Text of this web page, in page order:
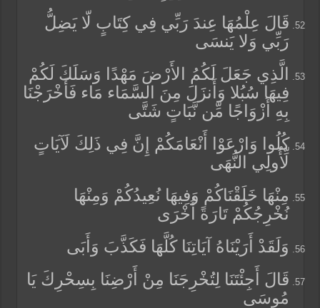
قَالَ عِلْمُهَا عِندَ رَبِّي فِي كِتَابٍ لّا يَضِلُّ
رَبِّي وَلا يَنسَى
الَّذِي جَعَلَ لَكُمُ الأَرْضَ مَهْدًا وَسَلَكَ لَكُمْ
فِيهَا سُبُلا وَأَنزَلَ مِنَ السَّمَاء مَاء فَأَخْرَجْنَا
بِهِ أَزْوَاجًا مِّن نَّبَاتٍ شَتَّى
كُلُوا وَارْعَوْا أَنْعَامَكُمْ إِنَّ فِي ذَلِكَ لَآيَاتٍ
لِّأُولِي النُّهَى
مِنْهَا خَلَقْنَاكُمْ وَفِيهَا نُعِيدُكُمْ وَمِنْهَا
نُخْرِجُكُمْ تَارَةً أُخْرَى
وَلَقَدْ أَرَيْنَاهُ آيَاتِنَا كُلَّهَا فَكَذَّبَ وَأَبَى
قَالَ أَجِئْتَنَا لِتُخْرِجَنَا مِنْ أَرْضِنَا بِسِحْرِكَ يَا
مُوسَى